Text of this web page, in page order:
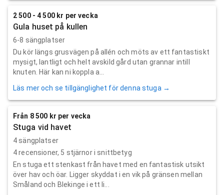
2 500 - 4 500 kr per vecka
Gula huset på kullen
6-8 sängplatser
Du kör längs grusvägen på allén och möts av ett fantastiskt
mysigt, lantligt och helt avskild gård utan grannar intill
knuten. Här kan ni koppla a...
Läs mer och se tillgänglighet för denna stuga →
Från 8 500 kr per vecka
Stuga vid havet
4 sängplatser
4recensioner, 5 stjärnor i snittbetyg
En stuga ett stenkast från havet med en fantastisk utsikt
över hav och öar. Ligger skyddat i en vik på gränsen mellan
Småland och Blekinge i ett li...